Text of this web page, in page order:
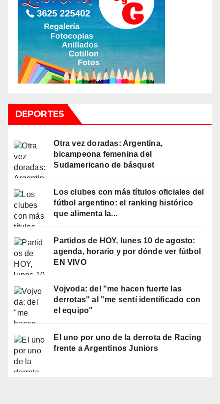
DEPORTES
Otra vez doradas: Argentina,
bicampeona femenina del
Sudamericano de básquet
Los clubes con más títulos oficiales del
fútbol argentino: el ranking histórico
que alimenta la...
Partidos de HOY, lunes 10 de agosto:
agenda, horario y por dónde ver fútbol
EN VIVO
Vojvoda: del "me hacen fuerte las
derrotas" al "me sentí identificado con
el equipo"
El uno por uno de la derrota de Racing
frente a Argentinos Juniors